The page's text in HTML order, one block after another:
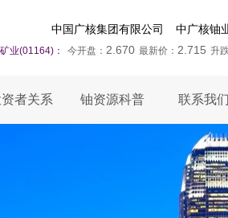
业(01164)： 今开盘： 2.670 最新价： 2.715 升
中国广核集团有限公司 中广核铀
者关系 铀资源科普 联系我们